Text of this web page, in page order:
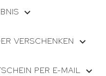
VERSCHENKEN
PER E-MAIL